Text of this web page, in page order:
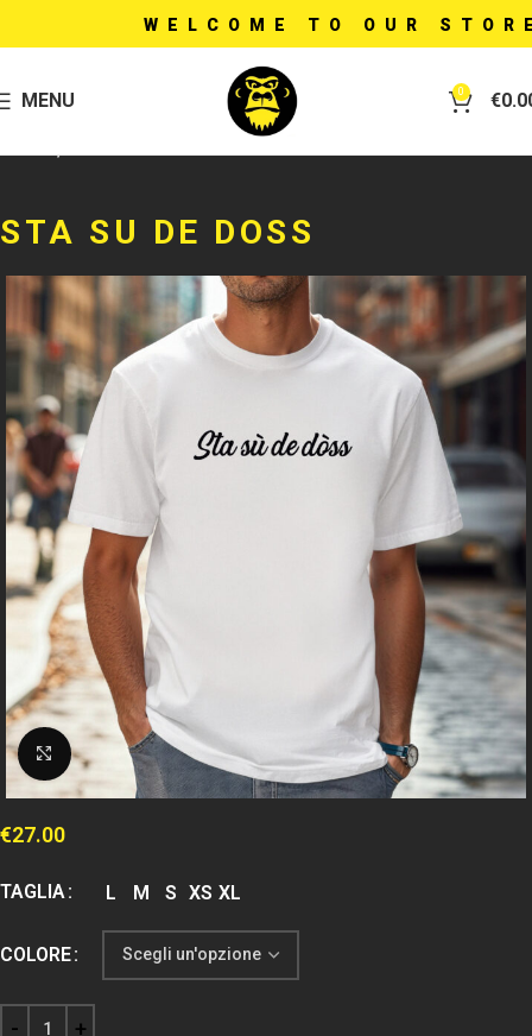
MENU 0 €
STA SU DE DOSS
Clicca per espandere
€27.00
TAGLIA L M S XS XL
COLORE
WELCOME TO OUR